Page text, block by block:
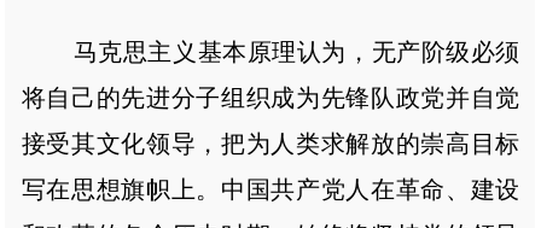
马克思主义基本原理认为，无产阶级必须
将自己的先进分子组织成为先锋队政党并自觉
接受其文化领导，把为人类求解放的崇高目标
写在思想旗帜上。中国共产党人在革命、建设